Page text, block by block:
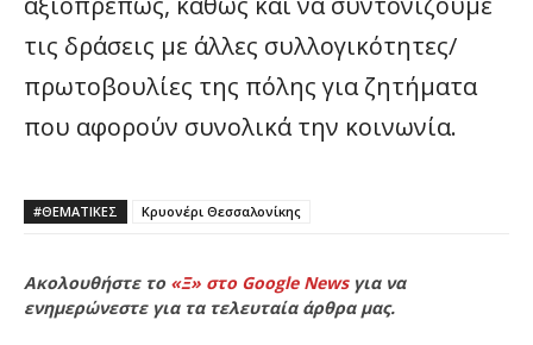
τις δράσεις με άλλες συλλογικότητες/
πρωτοβουλίες της πόλης για ζητήματα
που αφορούν συνολικά την κοινωνία.
#ΘΕΜΑΤΙΚΈΣ Κρυονέρι Θεσσαλονίκης
Ακολουθήστε το «Ξ» στο Google Newsγια να
ενημερώνεστε για τα τελευταία άρθρα μας.